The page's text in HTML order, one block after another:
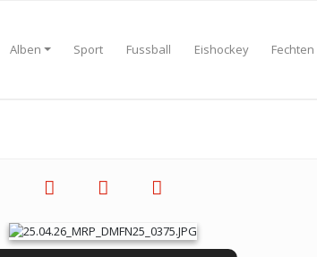
Alben Sport Fussball Eishockey Fechten